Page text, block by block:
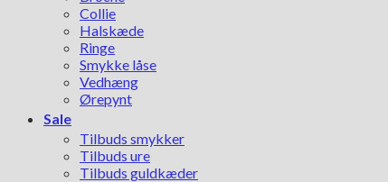
Collie
Halskæde
Ringe
Smykke låse
Vedhæng
Ørepynt
Sale
Tilbuds smykker
Tilbuds ure
Tilbuds guldkæder